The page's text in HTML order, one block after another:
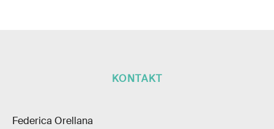
KONTAKT
Federica Orellana